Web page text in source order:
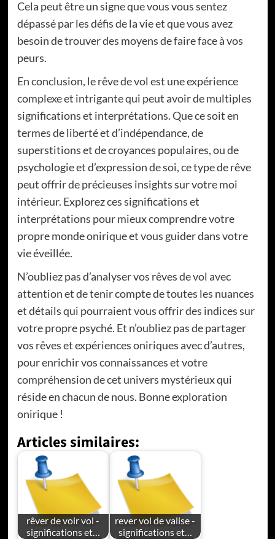
Cela peut être un signe que vous vous sentez
dépassé par les défis de la vie et que vous avez
besoin de trouver des moyens de faire face à vos
peurs.
En conclusion, le rêve de vol est une expérience
complexe et intrigante qui peut avoir de multiples
significations et interprétations. Que ce soit en
termes de liberté et d’indépendance, de
superstitions et de croyances populaires, ou de
psychologie et d’expression de soi, ce type de rêve
peut offrir de précieuses insights sur votre moi
intérieur. Explorez ces significations et
interprétations pour mieux comprendre votre
propre monde onirique et vous guider dans votre
vie éveillée.
N’oubliez pas d’analyser vos rêves de vol avec
attention et de tenir compte de toutes les nuances
et détails qui pourraient vous offrir des indices sur
votre propre psyché. Et n’oubliez pas de partager
vos rêves et expériences oniriques avec d’autres,
pour enrichir vos connaissances et votre
compréhension de cet univers mystérieux qui
réside en chacun de nous. Bonne exploration
onirique !
Articles similaires:
rêver de voir vol -
significations et…
rever vol de valise -
significations et…